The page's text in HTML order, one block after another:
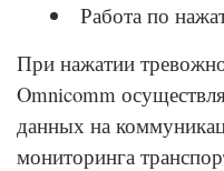
Работа по
При нажатии
Omnicomm
данных на
мониторинга